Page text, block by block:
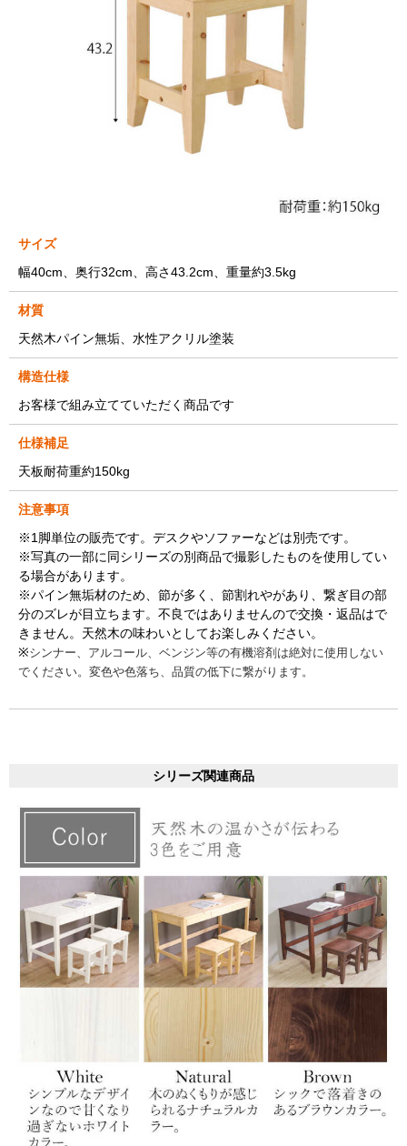
サイズ
幅40cm、奥行32cm、高さ43.2cm、重量約3.5kg
材質
天然木パイン無垢、水性アクリル塗装
構造仕様
お客様で組み立てていただく商品です
仕様補足
天板耐荷重約150kg
注意事項
※1脚単位の販売です。デスクやソファーなどは別売です。
※写真の一部に同シリーズの別商品で撮影したものを使用してい
る場合があります。
※パイン無垢材のため、節が多く、節割れやがあり、繋ぎ目の部
分のズレが目立ちます。不良ではありませんので交換・返品はで
きません。天然木の味わいとしてお楽しみください。
※シンナー、アルコール、ベンジン等の有機溶剤は絶対に使用しない
でください。変色や色落ち、品質の低下に繋がります。
シリーズ関連商品